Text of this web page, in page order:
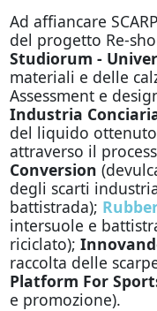
Ad affiancare
del progetto Re-
Studiorum -
materiali e delle
Assessment e
Industria
del liquido
attraverso il
Conversion
degli scarti
battistrada);
intersuole e
riciclato);
raccolta delle
Platform For
e promozione).